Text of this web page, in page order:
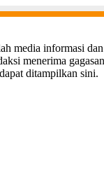
media informasi
menerima
ditampilkan sini.